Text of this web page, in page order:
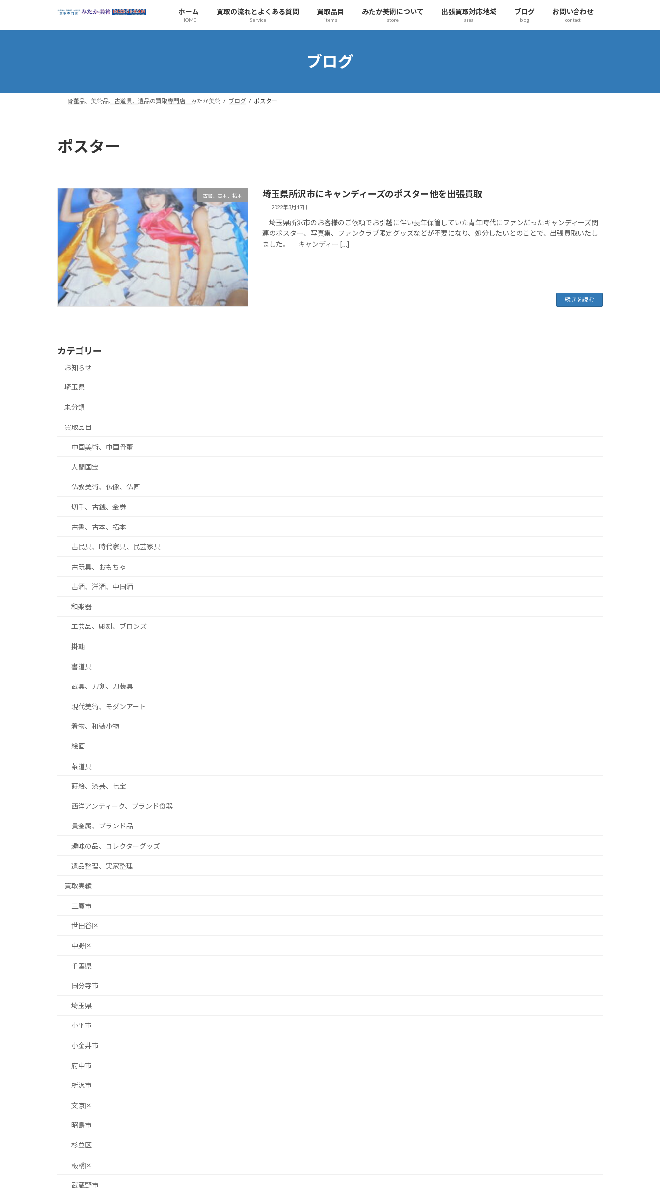
テ
ゲ
ホーム
HOME
買取の流れとよくある質問
Service
買取品目
items
みたか美術について
store
出張買取対応地域
area
ブログ
blog
お問い合わせ
contact
ブログ
骨董品、美術品、古道具、遺品の買取専門店 みたか美術 ブログ ポスター
ポスター
古書、古本、拓本 埼玉県所沢市にキャンディーズのポスター他を出張買取
2022年3月17日
埼玉県所沢市のお客様のご依頼でお引越に伴い長年保管していた青年時代にファンだったキャンディーズ関
連のポスター、写真集、ファンクラブ限定グッズなどが不要になり、処分したいとのことで、出張買取いたし
ました。 キャンディー […]
続きを読む
カテゴリー
お知らせ
埼玉県
未分類
買取品目
中国美術、中国骨董
人間国宝
仏教美術、仏像、仏画
切手、古銭、金券
古書、古本、拓本
古民具、時代家具、民芸家具
古玩具、おもちゃ
古酒、洋酒、中国酒
和楽器
工芸品、彫刻、ブロンズ
掛軸
書道具
武具、刀剣、刀装具
現代美術、モダンアート
着物、和装小物
絵画
茶道具
蒔絵、漆芸、七宝
西洋アンティーク、ブランド食器
貴金属、ブランド品
趣味の品、コレクターグッズ
遺品整理、実家整理
買取実績
三鷹市
世田谷区
中野区
千葉県
国分寺市
埼玉県
小平市
小金井市
府中市
所沢市
文京区
昭島市
杉並区
板橋区
武蔵野市